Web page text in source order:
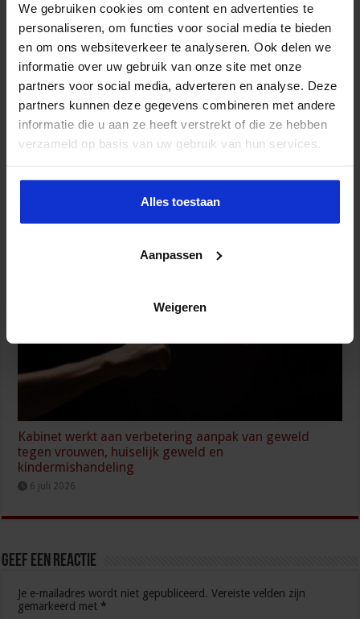
We gebruiken cookies om content en advertenties te
personaliseren, om functies voor social media te bieden
en om ons websiteverkeer te analyseren. Ook delen we
informatie over uw gebruik van onze site met onze
partners voor social media, adverteren en analyse. Deze
partners kunnen deze gegevens combineren met andere
informatie die u aan ze heeft verstrekt of die ze hebben
verzameld op basis van uw gebruik van hun services.
Alles toestaan
Aanpassen
Weigeren
Wijziging Arbobesluit voor invulling dossiers bij
Kabinet werkt aan verbetering aanpak van geweld
tegen vrouwen, huiselijk geweld en
kindermishandeling
6 juli 2026
Geef een reactie
Je e-mailadres wordt niet gepubliceerd. Vereiste velden zijn
gemarkeerd met *